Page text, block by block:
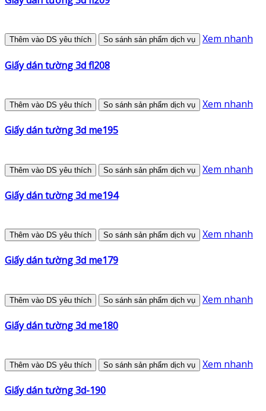
Thêm vào DS yêu thích So sánh sản phẩm dịch vụ Xem nhanh
Giấy dán tường 3d fl208
Thêm vào DS yêu thích So sánh sản phẩm dịch vụ Xem nhanh
Giấy dán tường 3d me195
Thêm vào DS yêu thích So sánh sản phẩm dịch vụ Xem nhanh
Giấy dán tường 3d me194
Thêm vào DS yêu thích So sánh sản phẩm dịch vụ Xem nhanh
Giấy dán tường 3d me179
Thêm vào DS yêu thích So sánh sản phẩm dịch vụ Xem nhanh
Giấy dán tường 3d me180
Thêm vào DS yêu thích So sánh sản phẩm dịch vụ Xem nhanh
Giấy dán tường 3d-190